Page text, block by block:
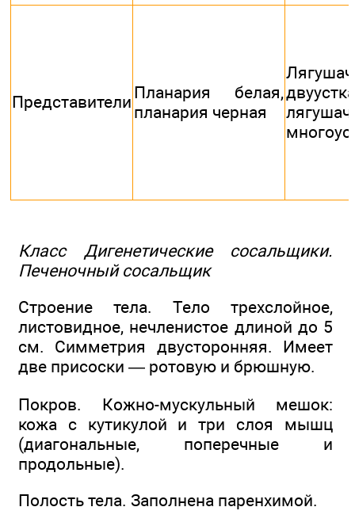
Представители Планария белая,
планария черная
Класс Дигенетические сосальщики.
Печеночный сосальщик
Строение тела. Тело трехслойное,
листовидное, нечленистое длиной до 5
см. Симметрия двусторонняя. Имеет
две присоски — ротовую и брюшную.
Покров. Кожно-мускульный мешок:
кожа с кутикулой и три слоя мышц
(диагональные, поперечные и
продольные).
Полость тела. Заполнена паренхимой.